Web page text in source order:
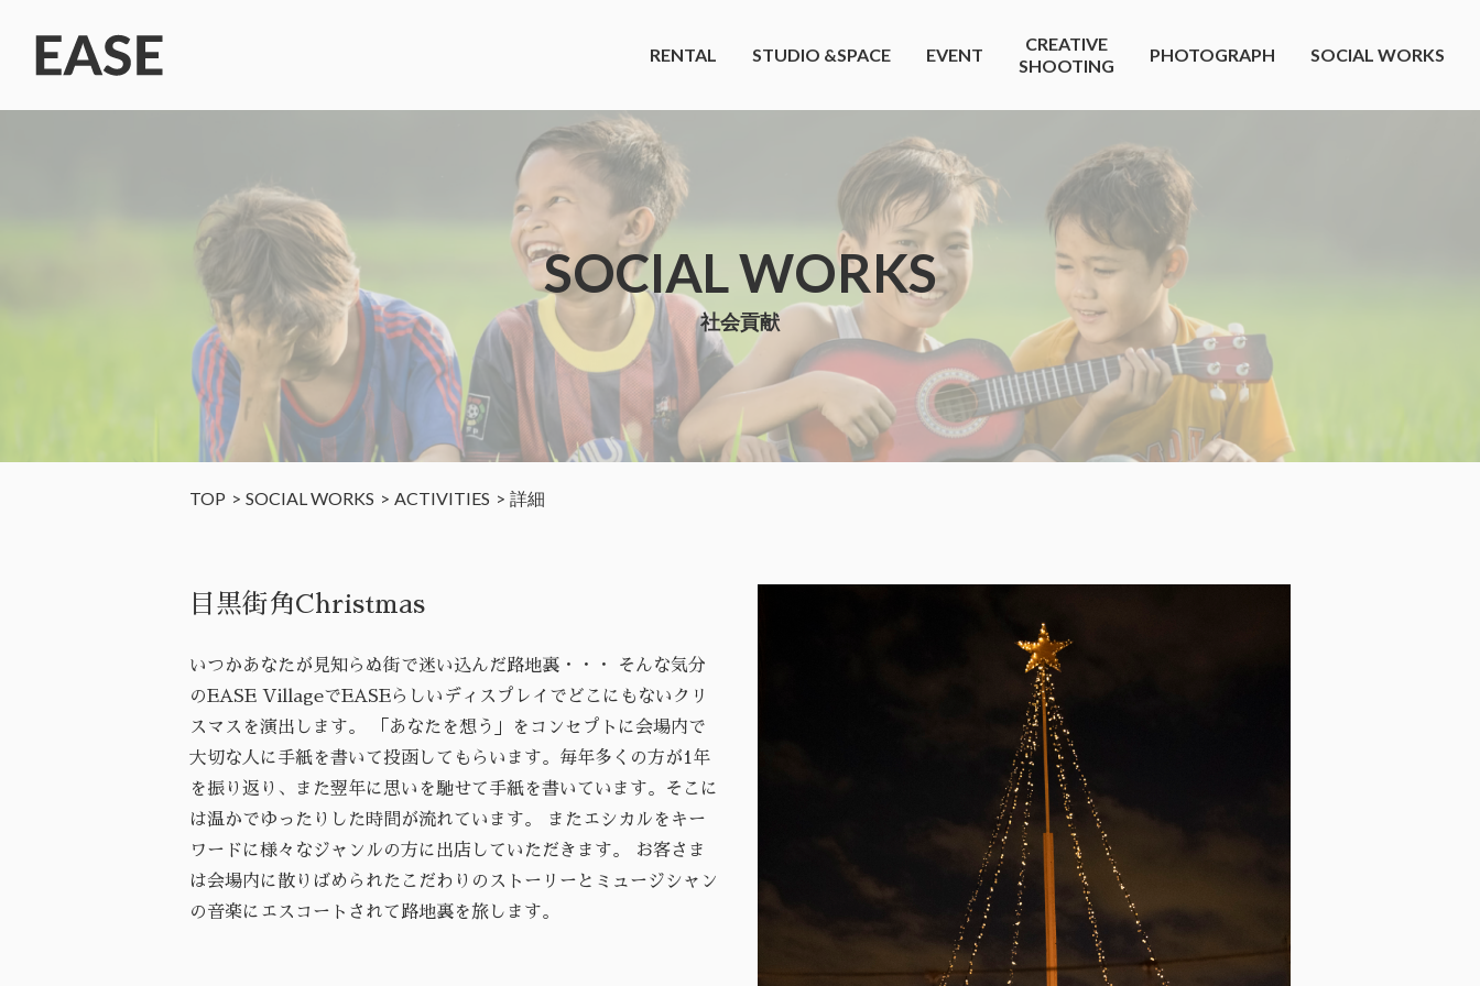
RENTAL STUDIO &SPACE EVENT
CREATIVE
SHOOTING
PHOTOGRAPH SOCIAL WORKS
SOCIAL WORKS
社会貢献
TOP SOCIAL WORKS ACTIVITIES 詳細
目黒街角Christmas
いつかあなたが見知らぬ街で迷い込んだ路地裏・・・ そんな気分
のEASE VillageでEASEらしいディスプレイでどこにもないクリ
スマスを演出します。 「あなたを想う」をコンセプトに会場内で
大切な人に手紙を書いて投函してもらいます。毎年多くの方が1年
を振り返り、また翌年に思いを馳せて手紙を書いています。そこに
は温かでゆったりした時間が流れています。 またエシカルをキー
ワードに様々なジャンルの方に出店していただきます。 お客さま
は会場内に散りばめられたこだわりのストーリーとミュージシャン
の音楽にエスコートされて路地裏を旅します。